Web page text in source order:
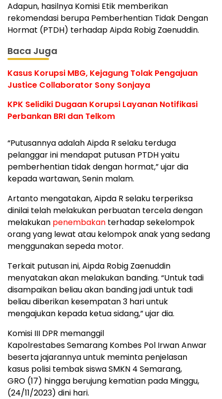
Adapun, hasilnya Komisi Etik memberikan
rekomendasi berupa Pemberhentian Tidak Dengan
Hormat (PTDH) terhadap Aipda Robig Zaenuddin.
Baca Juga
Kasus Korupsi MBG, Kejagung Tolak Pengajuan
Justice Collaborator Sony Sonjaya
KPK Selidiki Dugaan Korupsi Layanan Notifikasi
Perbankan BRI dan Telkom
“Putusannya adalah Aipda R selaku terduga
pelanggar ini mendapat putusan PTDH yaitu
pemberhentian tidak dengan hormat,” ujar dia
kepada wartawan, Senin malam.
Artanto mengatakan, Aipda R selaku terperiksa
dinilai telah melakukan perbuatan tercela dengan
melakukan penembakan terhadap sekelompok
orang yang lewat atau kelompok anak yang sedang
menggunakan sepeda motor.
Terkait putusan ini, Aipda Robig Zaenuddin
menyatakan akan melakukan banding. “Untuk tadi
disampaikan beliau akan banding jadi untuk tadi
beliau diberikan kesempatan 3 hari untuk
mengajukan kepada ketua sidang,” ujar dia.
Komisi III DPR memanggil
Kapolrestabes Semarang Kombes Pol Irwan Anwar
beserta jajarannya untuk meminta penjelasan
kasus polisi tembak siswa SMKN 4 Semarang,
GRO (17) hingga berujung kematian pada Minggu,
(24/11/2023) dini hari.